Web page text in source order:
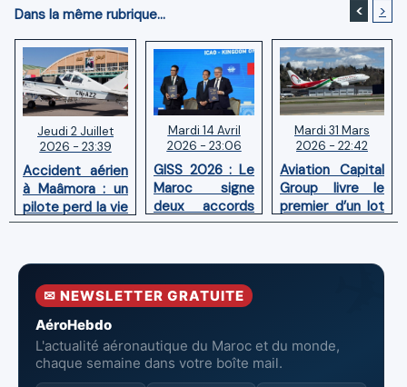
Dans la même rubrique... < >
Jeudi 2 Juillet
2026 - 23:39
Accident aérien
à Maâmora : un
pilote perd la vie
en combat
incendie
Mardi 14 Avril
2026 - 23:06
GISS 2026 : Le
Maroc signe
deux accords
avec l'OACI
la surveillance
aériennes.
Mardi 31 Mars
2026 - 22:42
Aviation Capital
Group livre le
premier d’un lot
de six Boeing
neufs à Royal Air
✉ NEWSLETTER GRATUITE
AéroHebdo
L'actualité aéronautique du Maroc et du monde,
chaque semaine dans votre boîte mail.